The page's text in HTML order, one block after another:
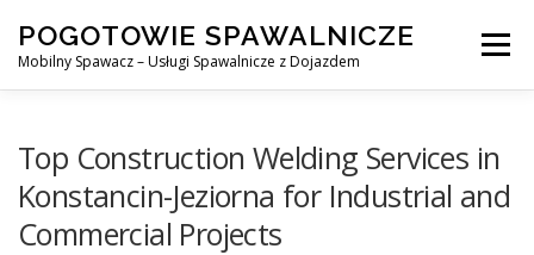
content
POGOTOWIE SPAWALNICZE
Mobilny Spawacz – Usługi Spawalnicze z Dojazdem
Menu
SPAWANIE MIG/MAG (GMAW)
Top Construction Welding Services in
Konstancin-Jeziorna for Industrial and
Commercial Projects